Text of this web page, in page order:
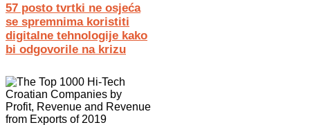
57 posto tvrtki ne osjeća
se spremnima koristiti
digitalne tehnologije kako
bi odgovorile na krizu